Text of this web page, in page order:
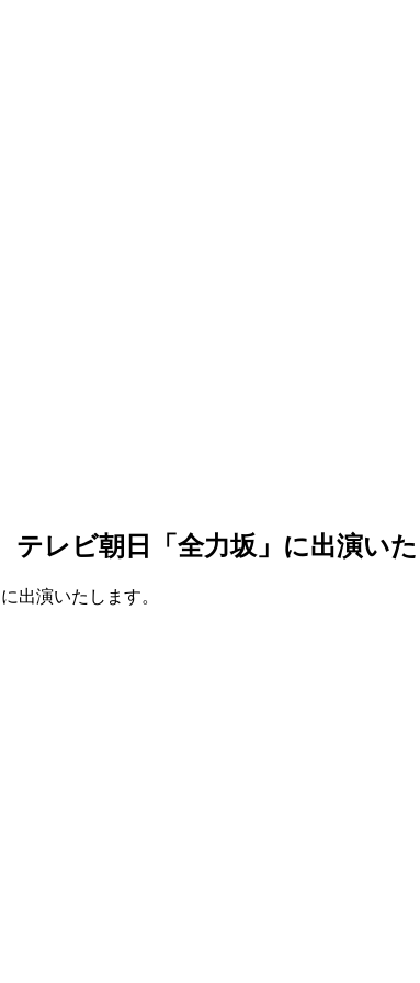
テレビ朝日「全力坂」に出演
出演いたします。